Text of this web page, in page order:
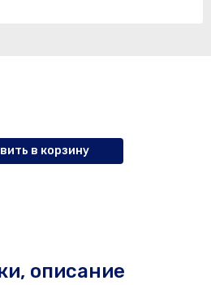
в корзину
описание